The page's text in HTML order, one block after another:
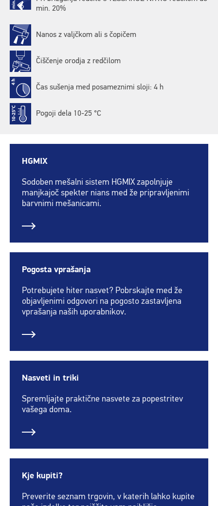
min. 20%
Nanos z valjčkom ali s čopičem
Čiščenje orodja z redčilom
Čas sušenja med posameznimi sloji: 4 h
Pogoji dela 10-25 °C
HGMIX
Sodoben mešalni sistem HGMIX zapolnjuje
manjkajoč spekter nians med že pripravljenimi
barvnimi mešanicami.
Pogosta vprašanja
Potrebujete hiter nasvet? Pobrskajte med že
objavljenimi odgovori na pogosto zastavljena
vprašanja naših uporabnikov.
Nasveti in triki
Spremljajte praktične nasvete za popestritev
vašega doma.
Kje kupiti?
Preverite seznam trgovin, v katerih lahko kupite